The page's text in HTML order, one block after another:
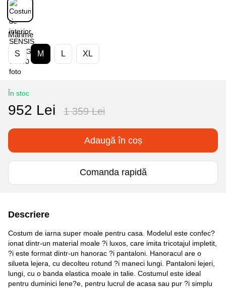
Mărime
S M L XL
În stoc
952 Lei 1 359 Lei
Adaugă în coș
Comanda rapidă
Descriere
Costum de iarna super moale pentru casa. Modelul este confec?
ionat dintr-un material moale ?i luxos, care imita tricotajul impletit,
?i este format dintr-un hanorac ?i pantaloni. Hanoracul are o
silueta lejera, cu decolteu rotund ?i maneci lungi. Pantaloni lejeri,
lungi, cu o banda elastica moale in talie. Costumul este ideal
pentru duminici lene?e, pentru lucrul de acasa sau pur ?i simplu